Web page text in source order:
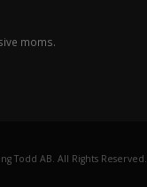
moms.
Todd AB. All Rights Reserved.